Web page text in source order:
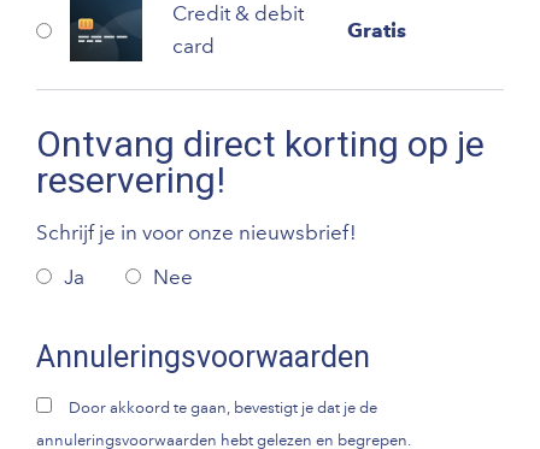
Credit & debit
card
Gratis
Ontvang direct korting op je
reservering!
Schrijf je in voor onze nieuwsbrief!
Ja
Nee
Annuleringsvoorwaarden
Door akkoord te gaan, bevestigt je dat je de
annuleringsvoorwaarden hebt gelezen en begrepen.